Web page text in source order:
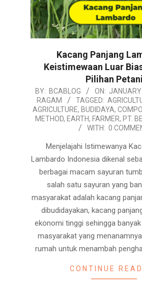
Kacang Panjang
Keistimewaan Luar
Pilihan Petani
2026-
01-
19
BY: BCABLOG ON:
RAGAM
TAGGED:
AGRICULTURE, BUDIDAYA,
METHOD, EARTH, FARMER, PT.
WITH: 0
Menjelajahi Istimewanya
Lambardo Indonesia dikenal
berbagai macam sayuran
salah satu sayuran yang
masyarakat adalah kacang
dibudidayakan, kacang
ekonomi tinggi sehingga
masyarakat yang
rumah untuk menambah
CONTINUE